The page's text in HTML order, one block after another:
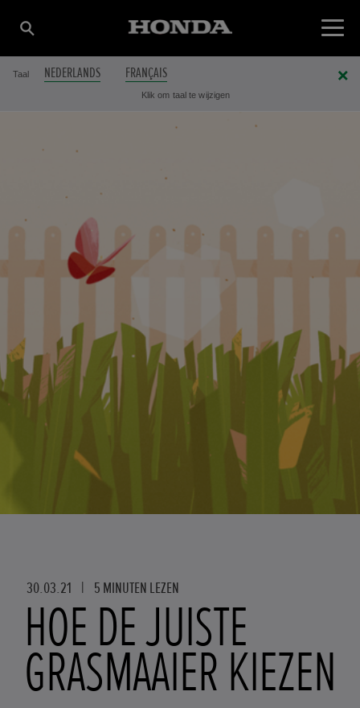
Taal NEDERLANDS FRANÇAIS
Klik om taal te wijzigen
30.03.21 | 5 MINUTEN LEZEN
HOE DE JUISTE
GRASMAAIER KIEZEN